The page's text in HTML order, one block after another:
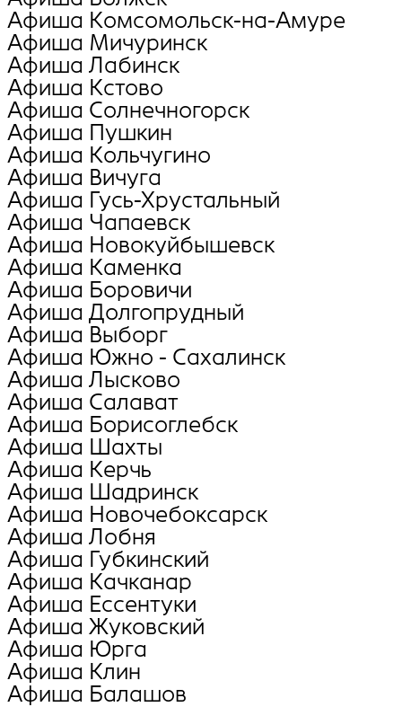
Афиша Комсомольск-на-Амуре
Афиша Мичуринск
Афиша Лабинск
Афиша Кстово
Афиша Солнечногорск
Афиша Пушкин
Афиша Кольчугино
Афиша Вичуга
Афиша Гусь-Хрустальный
Афиша Чапаевск
Афиша Новокуйбышевск
Афиша Каменка
Афиша Боровичи
Афиша Долгопрудный
Афиша Выборг
Афиша Южно - Сахалинск
Афиша Лысково
Афиша Салават
Афиша Борисоглебск
Афиша Шахты
Афиша Керчь
Афиша Шадринск
Афиша Новочебоксарск
Афиша Лобня
Афиша Губкинский
Афиша Качканар
Афиша Ессентуки
Афиша Жуковский
Афиша Юрга
Афиша Клин
Афиша Балашов